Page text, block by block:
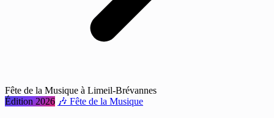
Fête de la Musique à Limeil-Brévannes
Édition 2026 🎶 Fête de la Musique